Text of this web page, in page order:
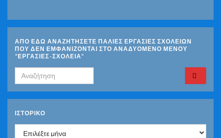
ΑΠΟ ΕΔΩ ΑΝΑΖΗΤΗΣΕΤΕ ΠΑΛΙΕΣ ΕΡΓΑΣΙΕΣ ΣΧΟΛΕΙΩΝ
ΠΟΥ ΔΕΝ ΕΜΦΑΝΙΖΟΝΤΑΙ ΣΤΟ ΑΝΑΔΥΟΜΕΝΟ ΜΕΝΟΥ
“ΕΡΓΑΣΙΕΣ-ΣΧΟΛΕΙΑ”
Search for:
ΙΣΤΟΡΙΚΌ
Ιστορικό